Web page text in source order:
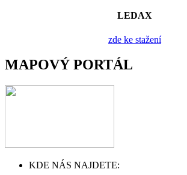
LEDAX
zde ke stažení
MAPOVÝ PORTÁL
KDE NÁS NAJDETE: